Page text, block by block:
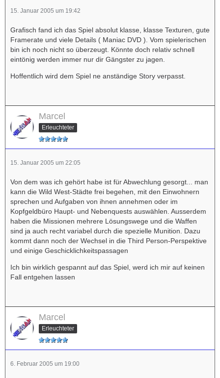
15. Januar 2005 um 19:42
Grafisch fand ich das Spiel absolut klasse, klasse Texturen, gute
Framerate und viele Details ( Maniac DVD ). Vom spielerischen
bin ich noch nicht so überzeugt. Könnte doch relativ schnell
eintönig werden immer nur dir Gängster zu jagen.
Hoffentlich wird dem Spiel ne anständige Story verpasst.
Marcel
Erleuchteter
15. Januar 2005 um 22:05
Von dem was ich gehört habe ist für Abwechlung gesorgt... man
kann die Wild West-Städte frei begehen, mit den Einwohnern
sprechen und Aufgaben von ihnen annehmen oder im
Kopfgeldbüro Haupt- und Nebenquests auswählen. Ausserdem
haben die Missionen mehrere Lösungswege und die Waffen
sind ja auch recht variabel durch die spezielle Munition. Dazu
kommt dann noch der Wechsel in die Third Person-Perspektive
und einige Geschicklichkeitspassagen
Ich bin wirklich gespannt auf das Spiel, werd ich mir auf keinen
Fall entgehen lassen
Marcel
Erleuchteter
6. Februar 2005 um 19:00